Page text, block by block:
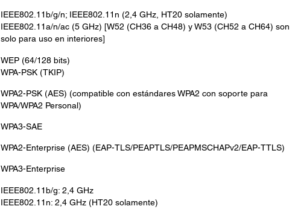
IEEE802.11b/g/n; IEEE802.11n (2,4 GHz, HT20 solamente)
IEEE802.11a/n/ac (5 GHz) [W52 (CH36 a CH48) y W53 (CH52 a CH64) son
solo para uso en interiores]
WEP (64/128 bits)
WPA-PSK (TKIP)
WPA2-PSK (AES) (compatible con estándares WPA2 con soporte para
WPA/WPA2 Personal)
WPA3-SAE
WPA2-Enterprise (AES) (EAP-TLS/PEAPTLS/PEAPMSCHAPv2/EAP-TTLS)
WPA3-Enterprise
IEEE802.11b/g: 2,4 GHz
IEEE802.11n: 2,4 GHz (HT20 solamente)